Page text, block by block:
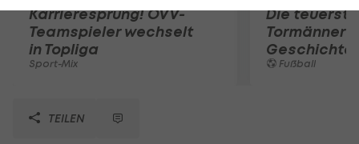
Karrieresprung! ÖVV-
Teamspieler wechselt
in Topliga
Sport-Mix
Die
Tormänner
Geschichte
Fußball
TEILEN